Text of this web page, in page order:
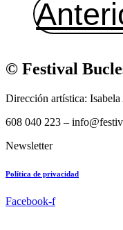
© Festival
Dirección artística:
608 040 223 –
Newsletter
Política de privacidad
Facebook-f